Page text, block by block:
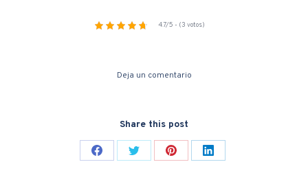
4.7/5 - (3 votos)
Deja un comentario
Share this post
Share Share Share Share